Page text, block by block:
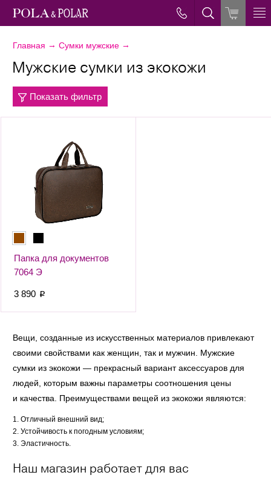
Главная → Сумки мужские →
Мужские сумки из экокожи
Показать фильтр
Папка для документов
7064 Э
3 890 p
Вещи, созданные из искусственных материалов привлекают
своими свойствами как женщин, так и мужчин. Мужские
сумки из экокожи — прекрасный вариант аксессуаров для
людей, которым важны параметры соотношения цены
и качества. Преимуществами вещей из экокожи являются:
Отличный внешний вид;
Устойчивость к погодным условиям;
Эластичность.
Наш магазин работает для вас